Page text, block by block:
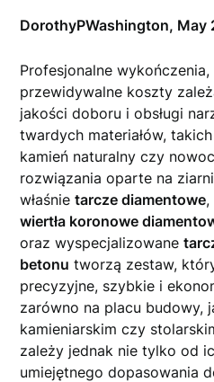
DorothyPWashington, May
Profesjonalne
przewidywalne koszty
jakości doboru i obsługi
twardych materiałów,
kamień naturalny czy
rozwiązania oparte na
właśnietarcze diamentowe,
wiertła koronowe
oraz wyspecjalizowane
betonu tworzą zestaw,
precyzyjne, szybkie i
zarówno na placu budowy,
kamieniarskim czy
zależy jednak nie tylko od
umiejętnego dopasowania